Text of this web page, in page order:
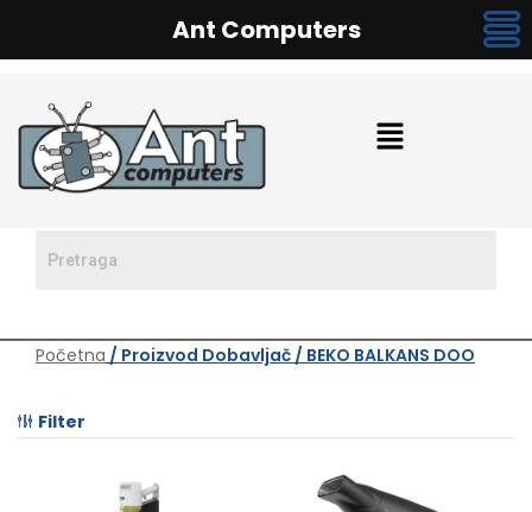
Početna / Proizvod Dobavljač / BEKO BALKANS DOO
Filter
Ant Computers